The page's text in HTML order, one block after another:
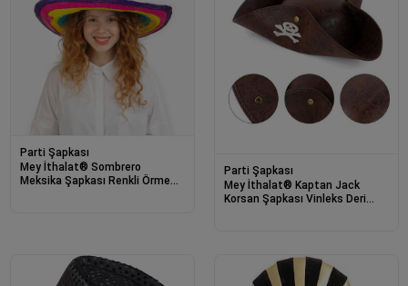
Parti Şapkası
Mey İthalat® Sombrero
Meksika Şapkası Renkli Örme
Parti Şapkası
Mey İthalat® Kaptan Jack
Korsan Şapkası Vinleks Deri